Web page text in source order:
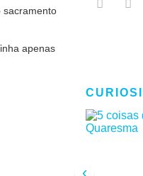
sacramento
apenas
‹